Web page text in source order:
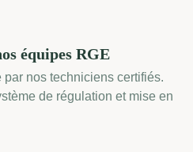
équipes RGE
nos techniciens certifiés.
de régulation et mise en